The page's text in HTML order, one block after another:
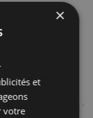
×
et
votre